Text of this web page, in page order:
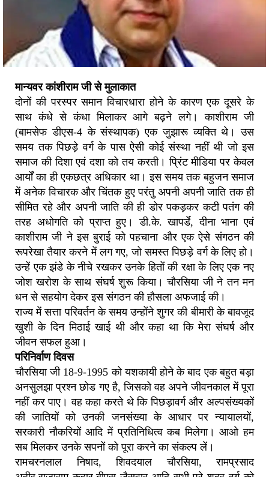
मान्यवर कांशीराम जी से मुलाकात
दोनों की परस्पर समान विचारधारा होने के कारण एक दूसरे के
साथ कंधे से कंधा मिलाकर आगे बढ़ने लगे। काशीराम जी
(बामसेफ डीएस-4 के संस्थापक) एक जुझारू व्यक्ति थे। उस
समय तक पिछड़े वर्ग के पास ऐसी कोई संस्था नहीं थी जो इस
समाज की दिशा एवं दशा को तय करती। प्रिंट मीडिया पर केवल
आर्यों का ही एकछत्र अधिकार था। इस समय तक बहुजन समाज
में अनेक विचारक और चिंतक हुए परंतु अपनी अपनी जाति तक ही
सीमित रहे और अपनी जाति की ही डोर पकड़कर कटी पतंग की
तरह अधोगति को प्राप्त हुए। डी.के. खापर्डे, दीना भाना एवं
काशीराम जी ने इस बुराई को पहचाना और एक ऐसे संगठन की
रूपरेखा तैयार करने में लग गए, जो समस्त पिछड़े वर्ग के लिए हो।
उन्हें एक झंडे के नीचे रखकर उनके हितों की रक्षा के लिए एक नए
जोश खरोश के साथ संघर्ष शुरू किया। चौरसिया जी ने तन मन
धन से सहयोग देकर इस संगठन की हौसला अफजाई की।
राज्य में सत्ता परिवर्तन के समय उन्होंने शुगर की बीमारी के बावजूद
खुशी के दिन मिठाई खाई थी और कहा था कि मेरा संघर्ष और
जीवन सफल हुआ।
परिनिर्वाण दिवस
चौरसिया जी 18-9-1995 को यशकायी होने के बाद एक बहुत बड़ा
अनसुलझा प्रश्न छोड गए है, जिसको वह अपने जीवनकाल में पूरा
नहीं कर पाए। वह कहा करते थे कि पिछड़ावर्ग और अल्पसंख्यकों
की जातियों को उनकी जनसंख्या के आधार पर न्यायालयों,
सरकारी नौकरियों आदि में प्रतिनिधित्व कब मिलेगा। आओ हम
सब मिलकर उनके सपनों को पूरा करने का संकल्प लें।
रामचरनलाल निषाद, शिवदयाल चौरसिया, रामप्रसाद